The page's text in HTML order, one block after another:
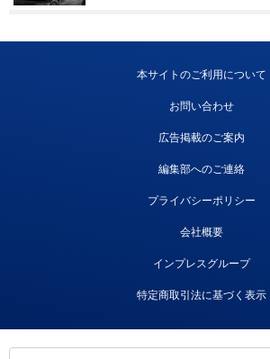
本サイトのご利用について
お問い合わせ
広告掲載のご案内
編集部へのご連絡
プライバシーポリシー
会社概要
インプレスグループ
特定商取引法に基づく表示